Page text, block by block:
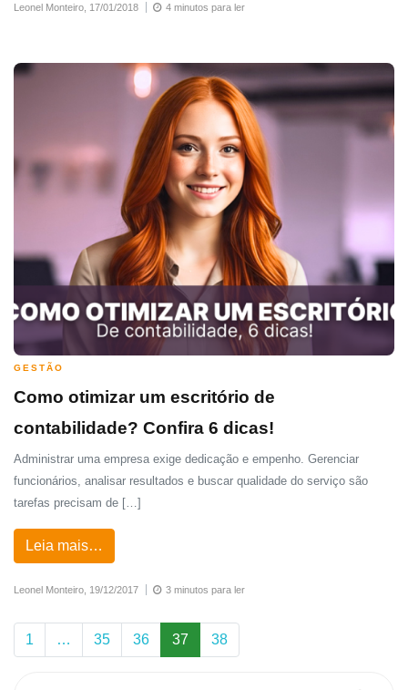
Leonel Monteiro, 17/01/2018 4 minutos para ler
GESTÃO
Como otimizar um escritório de
contabilidade? Confira 6 dicas!
Administrar uma empresa exige dedicação e empenho. Gerenciar
funcionários, analisar resultados e buscar qualidade do serviço são
tarefas precisam de […]
Leia mais…
Leonel Monteiro, 19/12/2017 3 minutos para ler
1 … 35 36 37 38